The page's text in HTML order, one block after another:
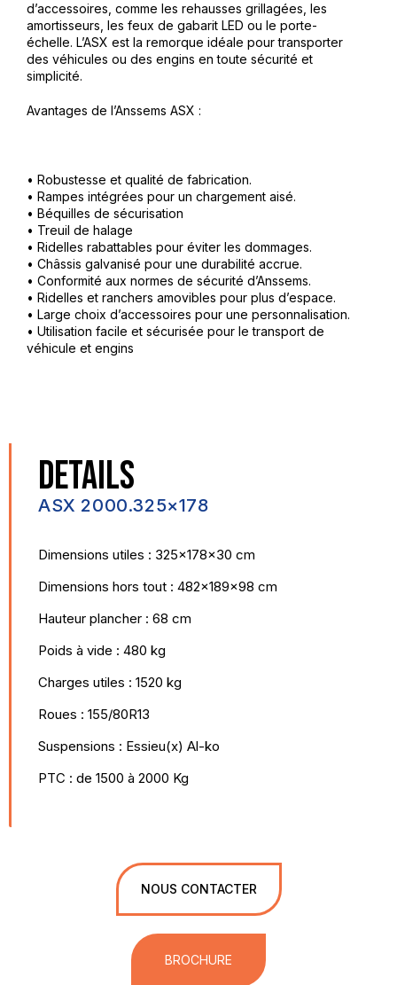
d’accessoires, comme les rehausses grillagées, les
amortisseurs, les feux de gabarit LED ou le porte-
échelle. L’ASX est la remorque idéale pour transporter
des véhicules ou des engins en toute sécurité et
simplicité.
Avantages de l’Anssems ASX :
• Robustesse et qualité de fabrication.
• Rampes intégrées pour un chargement aisé.
• Béquilles de sécurisation
• Treuil de halage
• Ridelles rabattables pour éviter les dommages.
• Châssis galvanisé pour une durabilité accrue.
• Conformité aux normes de sécurité d’Anssems.
• Ridelles et ranchers amovibles pour plus d’espace.
• Large choix d’accessoires pour une personnalisation.
• Utilisation facile et sécurisée pour le transport de
véhicule et engins
DETAILS
ASX 2000.325×178
Dimensions utiles : 325x178x30 cm
Dimensions hors tout : 482x189x98 cm
Hauteur plancher : 68 cm
Poids à vide : 480 kg
Charges utiles : 1520 kg
Roues : 155/80R13
Suspensions : Essieu(x) Al-ko
PTC : de 1500 à 2000 Kg
NOUS CONTACTER
BROCHURE